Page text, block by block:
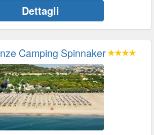
Dettagli
Camping Spinnaker